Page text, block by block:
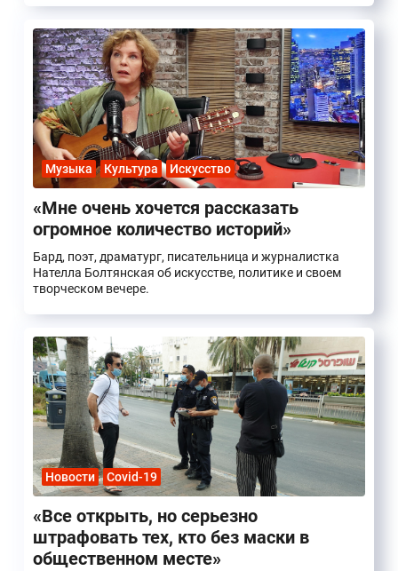
Музыка Культура Искусство
«Мне очень хочется рассказать
огромное количество историй»
Бард, поэт, драматург, писательница и журналистка
Нателла Болтянская об искусстве, политике и своем
творческом вечере.
Новости Covid-19
«Все открыть, но серьезно
штрафовать тех, кто без маски в
общественном месте»